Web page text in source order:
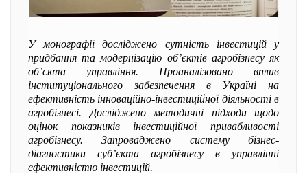
У монографії досліджено сутність інвестицій у
придбання та модернізацію об’єктів агробізнесу як
об’єкта управління. Проаналізовано вплив
інституціонального забезпечення в Україні на
ефективність інноваційно-інвестиційної діяльності в
агробізнесі. Досліджено методичні підходи щодо
оцінок показників інвестиційної привабливості
агробізнесу. Запроваджено систему бізнес-
діагностики суб’єкта агробізнесу в управлінні
ефективністю інвестицій.